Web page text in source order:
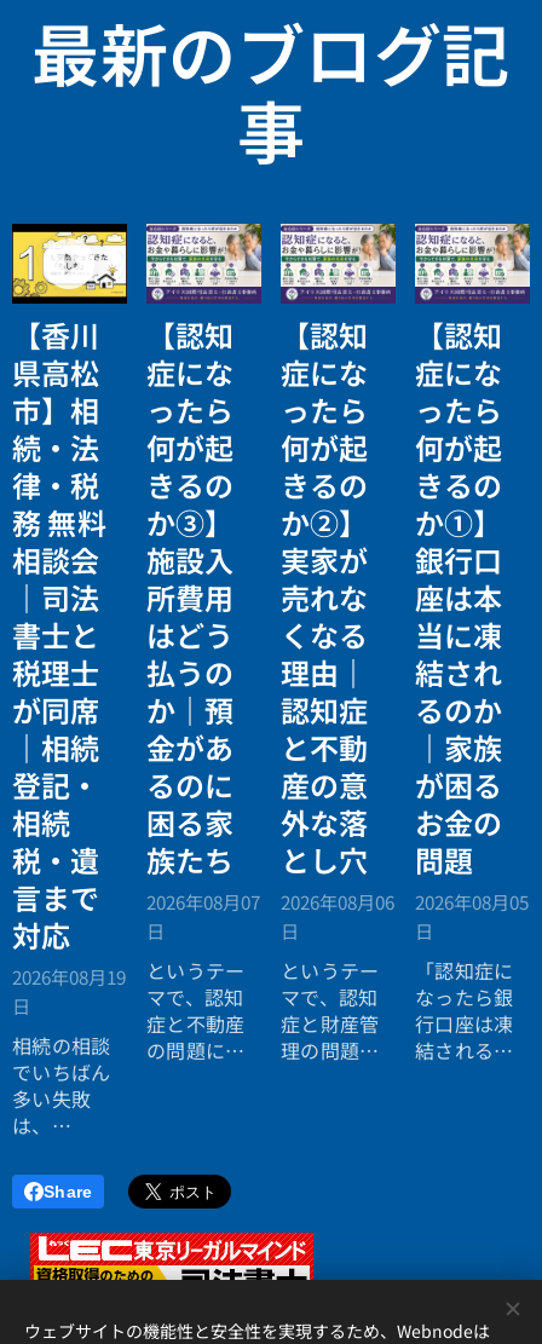
最新のブログ記
事
【香川
県高松
市】相
続・法
律・税
務 無料
相談会
｜司法
書士と
税理士
が同席
｜相続
登記・
相続
税・遺
言まで
対応
2026年08月19
日
相続の相談
でいちばん
多い失敗
は、
行ったら登
記の話がで
きず、司法
書士に行っ
たら税金が
【認知
症にな
ったら
何が起
きるの
か③】
施設入
所費用
はどう
払うの
か｜預
金があ
るのに
困る家
族たち
2026年08月07
日
というテー
マで、認知
症と不動産
の問題につ
【認知
症にな
ったら
何が起
きるの
か②】
実家が
売れな
くなる
理由｜
認知症
と不動
産の意
外な落
とし穴
2026年08月06
日
というテー
マで、認知
症と財産管
理の問題に
【認知
症にな
ったら
何が起
きるの
か①】
銀行口
座は本
当に凍
結され
るのか
｜家族
が困る
お金の
問題
2026年08月05
日
「認知症に
なったら銀
行口座は凍
結されると
Share
ウェブサイトの機能性と安全性を実現するため、Webnodeは